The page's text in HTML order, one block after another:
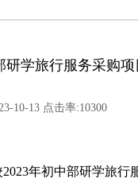
学旅行服务采购
10-13 点击率:10300
2023年初中部研学旅行